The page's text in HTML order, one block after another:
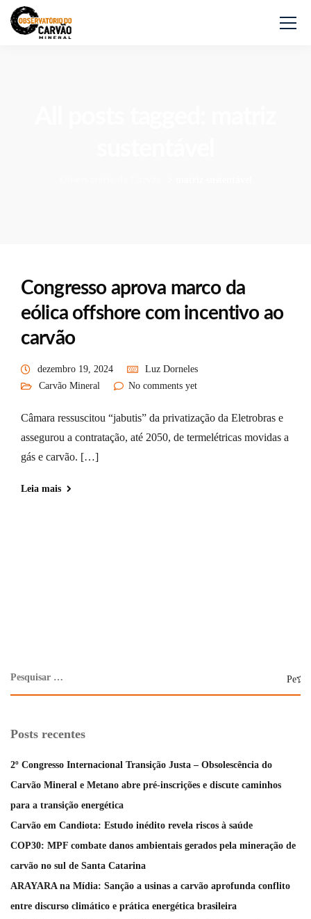
Congresso aprova marco da
eólica offshore com incentivo ao
carvão
dezembro 19, 2024
Luz Dorneles
Carvão Mineral
No comments yet
Câmara ressuscitou “jabutis” da privatização da Eletrobras e
assegurou a contratação, até 2050, de termelétricas movidas a
gás e carvão. […]
Leia mais
Posts recentes
2º Congresso Internacional Transição Justa – Obsolescência do
Carvão Mineral e Metano abre pré-inscrições e discute caminhos
para a transição energética
Carvão em Candiota: Estudo inédito revela riscos à saúde
COP30: MPF combate danos ambientais gerados pela mineração de
carvão no sul de Santa Catarina
ARAYARA na Mídia: Sanção a usinas a carvão aprofunda conflito
entre discurso climático e prática energética brasileira